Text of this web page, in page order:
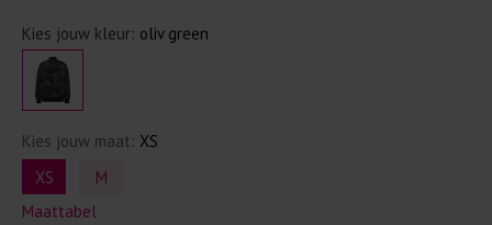
Kies jouw kleur: oliv green
Kies jouw maat: XS
XS
M
Maattabel